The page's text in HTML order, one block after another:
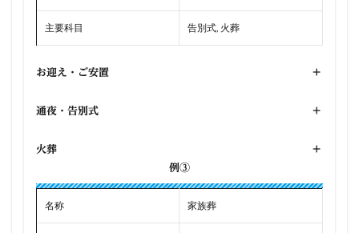
主要科目 告別式, 火葬
お迎え・ご安置 +
通夜・告別式 +
火葬
+
例③
名称 家族葬